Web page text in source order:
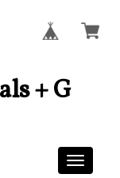
+ G
Toggle